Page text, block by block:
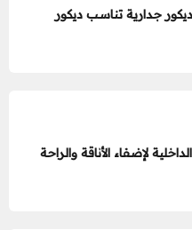
جدارية تناسب ديكور
لإضفاء الأناقة والراحة